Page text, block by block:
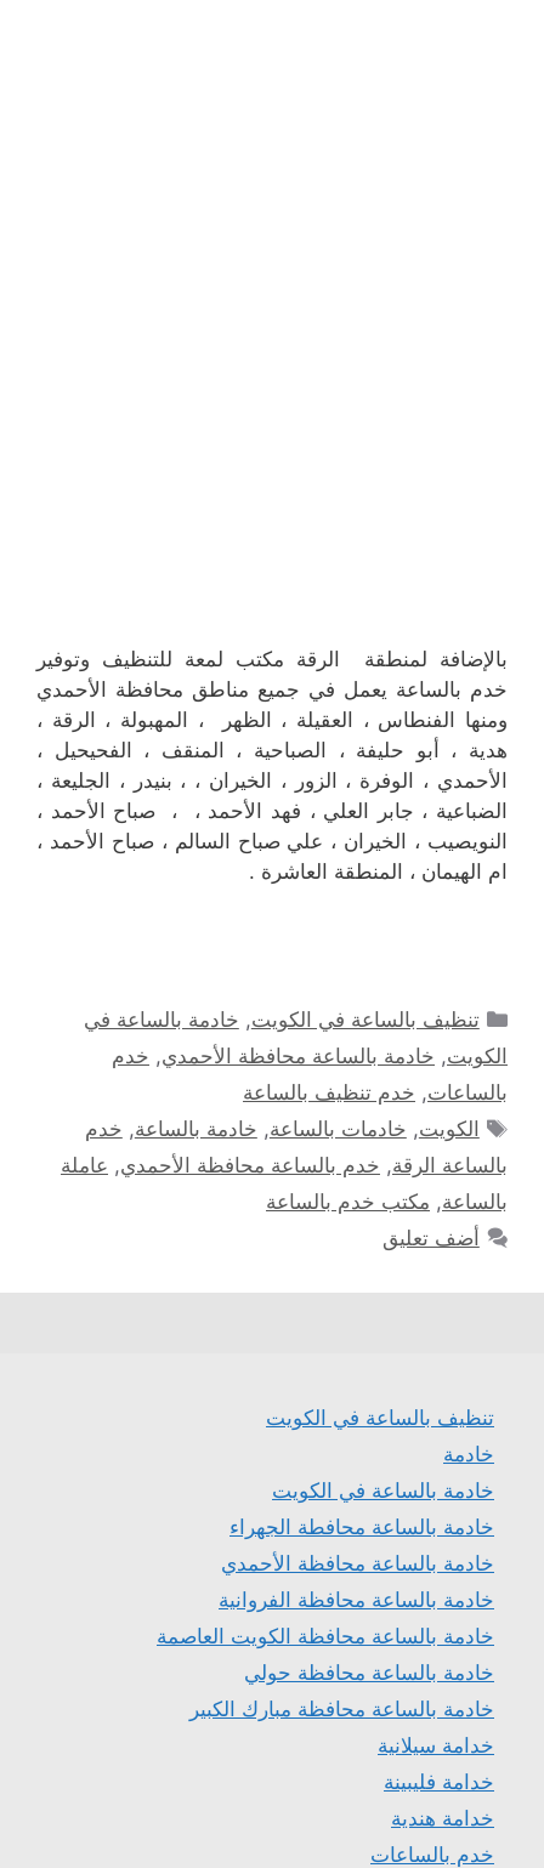
بالإضافة لمنطقة الرقة مكتب لمعة للتنظيف وتوفير
خدم بالساعة يعمل في جميع مناطق محافظة الأحمدي
ومنها الفنطاس ، العقيلة ، الظهر ، المهبولة ، الرقة ،
هدية ، أبو حليفة ، الصباحية ، المنقف ، الفحيحيل ،
الأحمدي ، الوفرة ، الزور ، الخيران ، ، بنيدر ، الجليعة ،
الضباعية ، جابر العلي ، فهد الأحمد ، ، صباح الأحمد ،
النويصيب ، الخيران ، علي صباح السالم ، صباح الأحمد ،
ام الهيمان ، المنطقة العاشرة .
التصنيفات
تنظيف بالساعة في الكويت, خادمة بالساعة في
الكويت, خادمة بالساعة محافظة الأحمدي, خدم
بالساعات, خدم تنظيف بالساعة
الوسوم
الكويت, خادمات بالساعة, خادمة بالساعة, خدم
بالساعة الرقة, خدم بالساعة محافظة الأحمدي, عاملة
بالساعة, مكتب خدم بالساعة
أضف تعليق
تنظيف بالساعة في الكويت
خادمة
خادمة بالساعة في الكويت
خادمة بالساعة محافطة الجهراء
خادمة بالساعة محافظة الأحمدي
خادمة بالساعة محافظة الفروانية
خادمة بالساعة محافظة الكويت العاصمة
خادمة بالساعة محافظة حولي
خادمة بالساعة محافظة مبارك الكبير
خدامة سيلانية
خدامة فليبينة
خدامة هندية
خدم بالساعات